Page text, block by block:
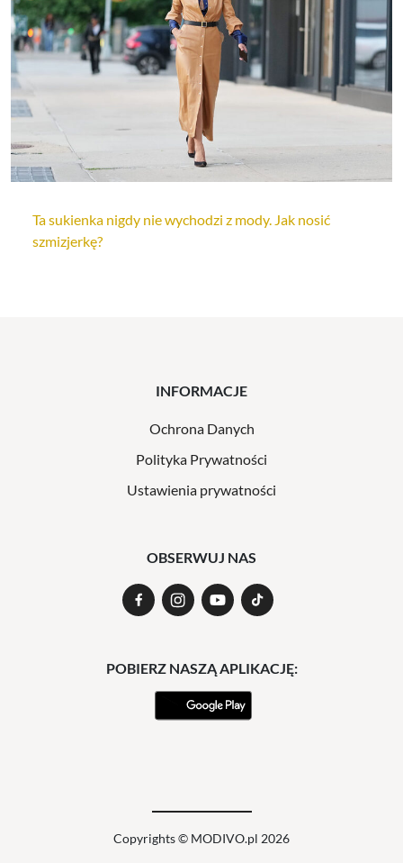
Ta sukienka nigdy nie wychodzi z mody. Jak nosić
szmizjerkę?
INFORMACJE
Ochrona Danych
Polityka Prywatności
Ustawienia prywatności
OBSERWUJ NAS
POBIERZ NASZĄ APLIKACJĘ:
Copyrights © MODIVO.pl 2026